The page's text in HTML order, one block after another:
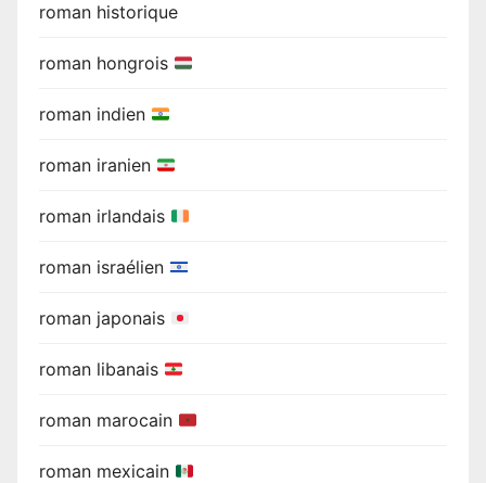
roman historique
roman hongrois
roman indien
roman iranien
roman irlandais
roman israélien
roman japonais
roman libanais
roman marocain
roman mexicain